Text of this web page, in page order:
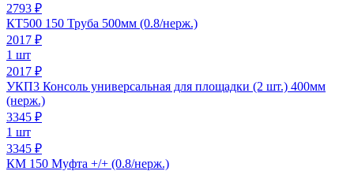
2793 ₽
КТ500 150 Труба 500мм (0.8/нерж.)
2017 ₽
1 шт
2017 ₽
УКП3 Консоль универсальная для площадки (2 шт.) 400мм
(нерж.)
3345 ₽
1 шт
3345 ₽
КМ 150 Муфта +/+ (0.8/нерж.)